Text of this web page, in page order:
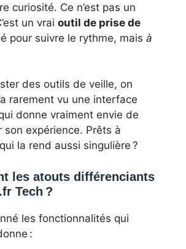
curiosité. Ce n’est pas un
un vrai outil de prise de
pour suivre le rythme, mais à
des outils de veille, on
rarement vu une interface
donne vraiment envie de
son expérience. Prêts à
la rend aussi singulière ?
les atouts différenciants
Tech ?
les fonctionnalités qui
: